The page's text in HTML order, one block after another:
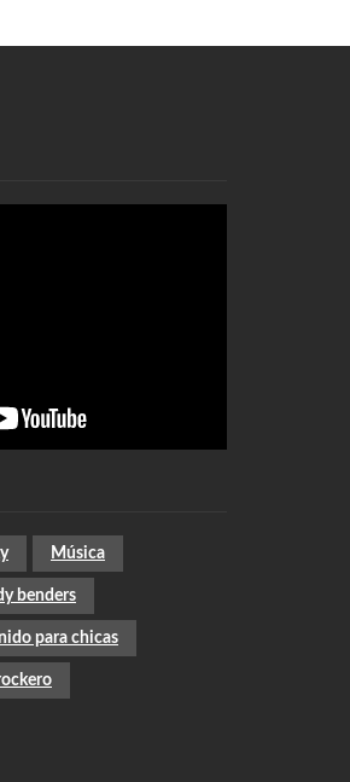
Música
benders
para chicas